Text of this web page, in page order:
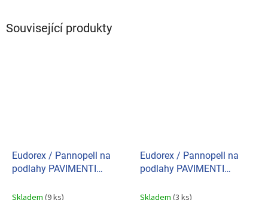
Související produkty
Eudorex / Pannopell na
podlahy PAVIMENTI
Skladem (9 ks)
Eudorex / Pannopell na
podlahy PAVIMENTI
Skladem (3 ks)